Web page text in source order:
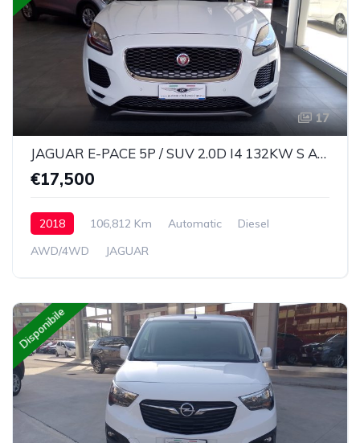
17
JAGUAR E-PACE 5P / SUV 2.0D I4 132KW S AUTO AWD 4x4 9 marce
€17,500
2018 106,812 Km Automatic
Diesel
AWD/4WD
JAGUAR
Disponibile